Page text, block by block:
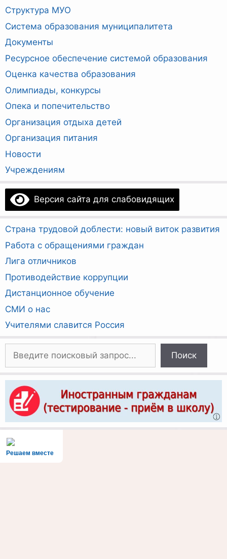
Структура МУО
Система образования муниципалитета
Документы
Ресурсное обеспечение системой образования
Оценка качества образования
Олимпиады, конкурсы
Опека и попечительство
Организация отдыха детей
Организация питания
Новости
Учреждениям
Версия сайта для слабовидящих
Страна трудовой доблести: новый виток развития
Работа с обращениями граждан
Лига отличников
Противодействие коррупции
Дистанционное обучение
СМИ о нас
Учителями славится Россия
Поиск
Решаем вместе